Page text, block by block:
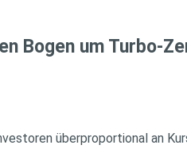
Bogen um Turbo-
überproportional an